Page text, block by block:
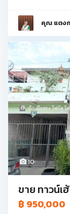
คุณ แตง
10
ขาย ทาวน์เ
฿ 950,000